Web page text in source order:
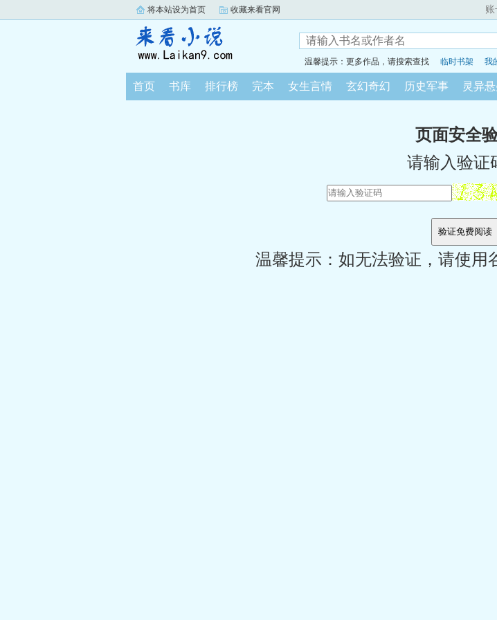
将本站设为首页 收藏来看官网 账
温馨提示：更多作品，请搜索查找 临时书架 我
首页 书库 排行榜 完本 女生言情 玄幻奇幻 历史军事 灵异
页面安全
请输入验证
温馨提示：如无法验证，请使用